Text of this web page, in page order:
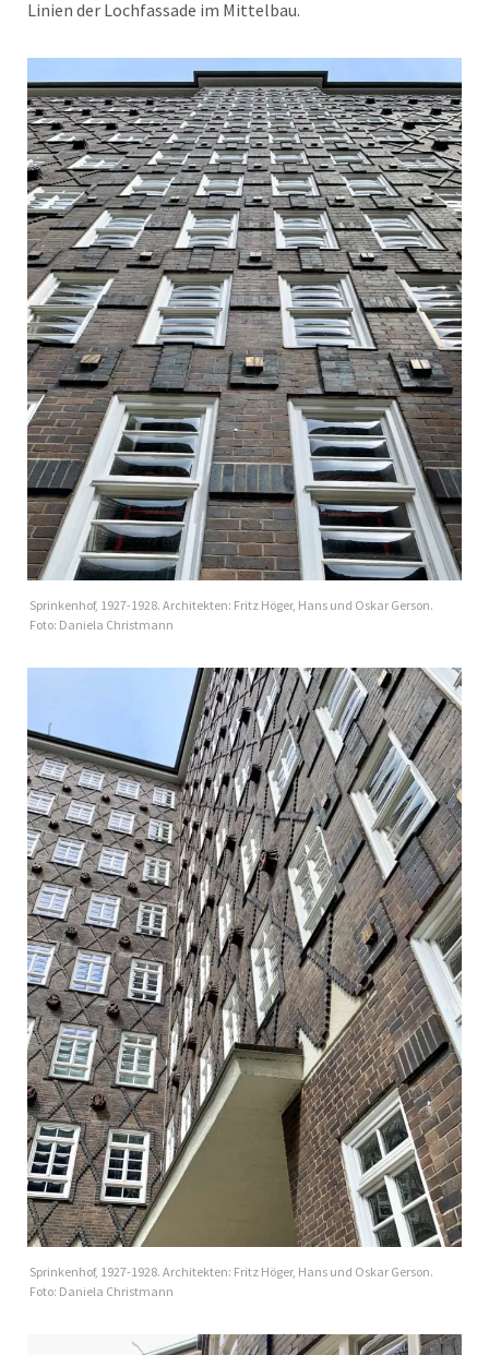
Linien der Lochfassade im Mittelbau.
Sprinkenhof, 1927-1928. Architekten: Fritz Höger, Hans und Oskar Gerson.
Foto: Daniela Christmann
Sprinkenhof, 1927-1928. Architekten: Fritz Höger, Hans und Oskar Gerson.
Foto: Daniela Christmann